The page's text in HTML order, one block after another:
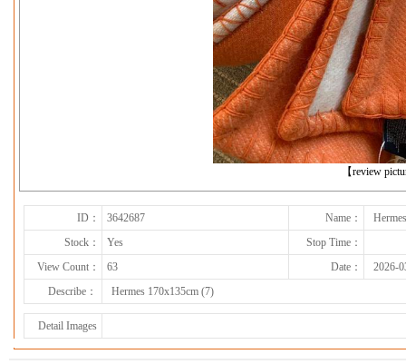
【review
下一张
ID： 3642687 Name：
Stock：
Yes
Stop Time：
View Count：
63 Date：
2026-
Describe：
Hermes 170x135cm (7)
Detail Images